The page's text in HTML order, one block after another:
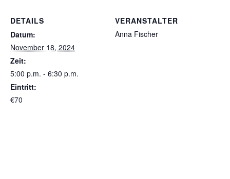
DETAILS
Datum:
November 18, 2024
Zeit:
5:00 p.m. - 6:30 p.m.
Eintritt:
€70
VERANSTALTER
Anna Fischer